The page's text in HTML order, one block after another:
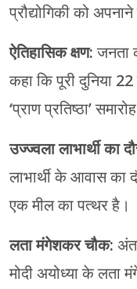
प्रौद्योगिकी को
ऐतिहासिक क्षण:जनता
कहा कि पूरी दुनिया
‘प्राण प्रतिष्ठा’
उज्ज्वला लाभार्थी का
लाभार्थी के आवास का
एक मील का पत्थर है।
लता मंगेशकर चौक:
मोदी अयोध्या के